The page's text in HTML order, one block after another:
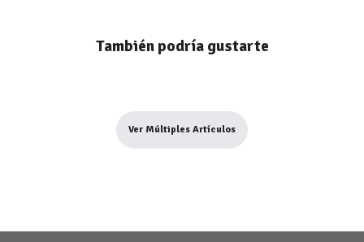
También podría gustarte
Ver Múltiples Artículos